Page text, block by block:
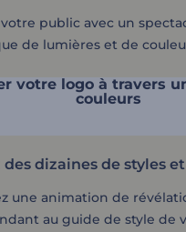
public avec un
de lumières et de
votre logo à travers
couleurs
des dizaines de styles
une animation de
au guide de style de